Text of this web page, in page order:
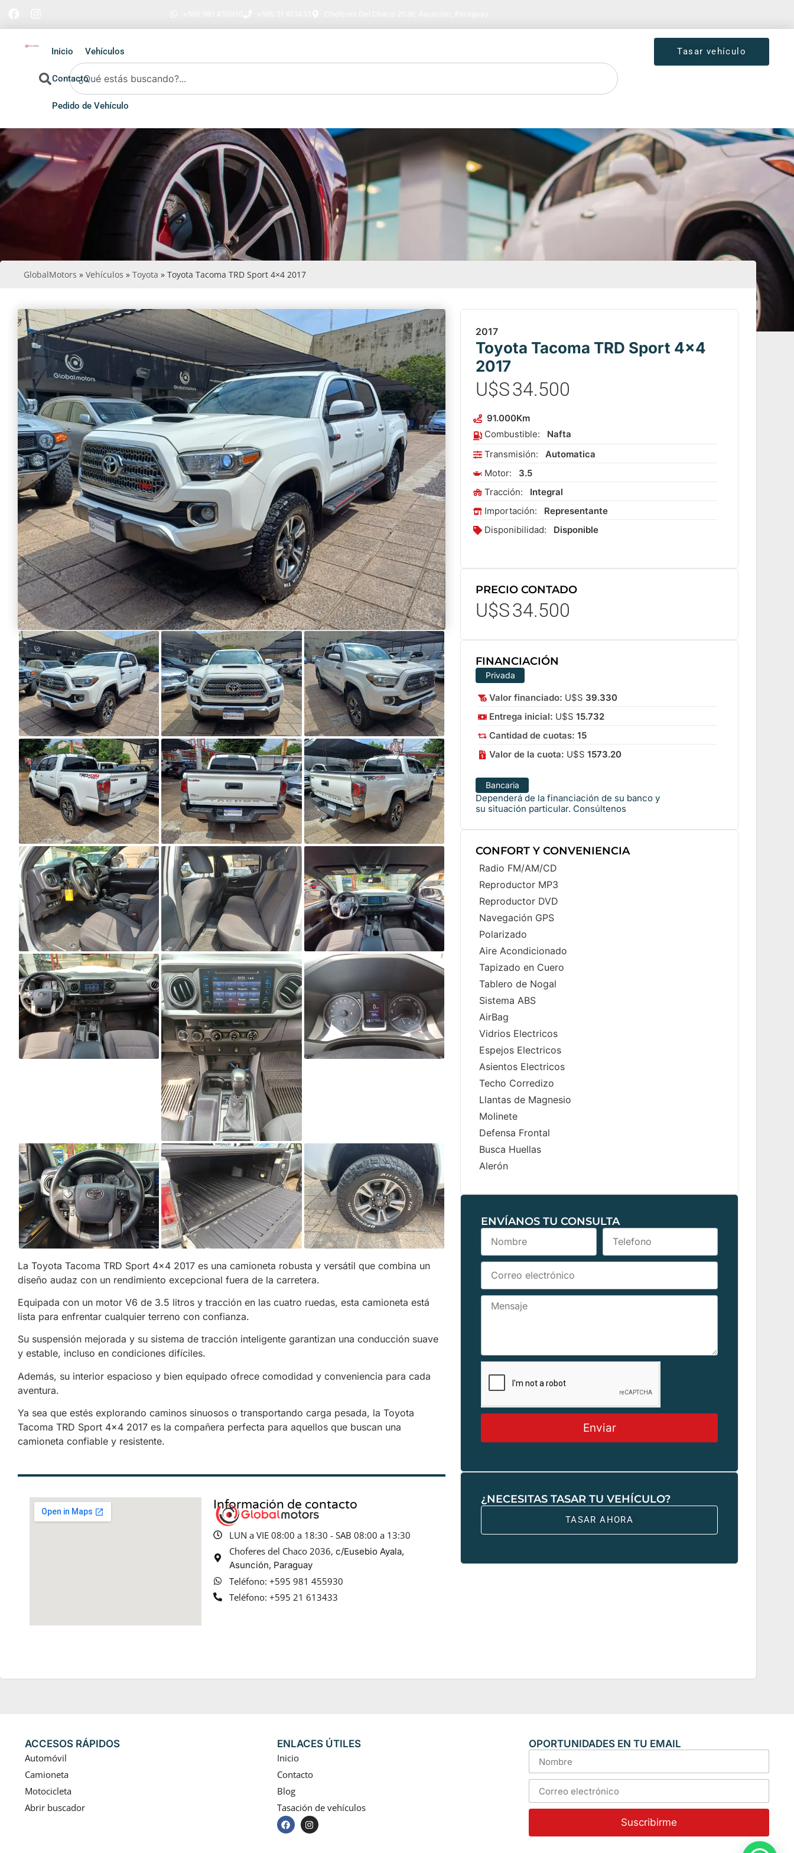
Inicio Vehículos
Contacto
Pedido de Vehículo
Tasar vehículo
GlobalMotors » Vehículos » Toyota » Toyota Tacoma TRD Sport 4×4 2017
La Toyota Tacoma TRD Sport 4×4 2017 es una camioneta robusta y versátil que combina un
diseño audaz con un rendimiento excepcional fuera de la carretera.
Equipada con un motor V6 de 3.5 litros y tracción en las cuatro ruedas, esta camioneta está
lista para enfrentar cualquier terreno con confianza.
Su suspensión mejorada y su sistema de tracción inteligente garantizan una conducción suave
y estable, incluso en condiciones difíciles.
Además, su interior espacioso y bien equipado ofrece comodidad y conveniencia para cada
aventura.
Ya sea que estés explorando caminos sinuosos o transportando carga pesada, la Toyota
Tacoma TRD Sport 4×4 2017 es la compañera perfecta para aquellos que buscan una
camioneta confiable y resistente.
Información de contacto
LUN a VIE 08:00 a 18:30 - SAB 08:00 a 13:30
Choferes del Chaco 2036,c/Eusebio Ayala,
Asunción, Paraguay
Teléfono: +595 981 455930
Teléfono: +595 21 613433
2017
Toyota Tacoma TRD Sport 4×4
2017
U$S34.500
91.000Km
Combustible:
Nafta
Transmisión:
Automatica
Motor:
3.5
Tracción:
Integral
Importación:
Representante
Disponibilidad:
Disponible
PRECIO CONTADO
U$S34.500
FINANCIACIÓN
Privada
Valor financiado: U$S 39.330
Entrega inicial: U$S 15.732
Cantidad de cuotas: 15
Valor de la cuota: U$S 1573.20
Bancaria
Dependerá de la financiación de su banco y
su situación particular. Consúltenos
CONFORT Y CONVENIENCIA
Radio FM/AM/CD
Reproductor MP3
Reproductor DVD
Navegación GPS
Polarizado
Aire Acondicionado
Tapizado en Cuero
Tablero de Nogal
Sistema ABS
AirBag
Vidrios Electricos
Espejos Electricos
Asientos Electricos
Techo Corredizo
Llantas de Magnesio
Molinete
Defensa Frontal
Busca Huellas
Alerón
ENVÍANOS TU CONSULTA
Enviar
¿NECESITAS TASAR TU VEHÍCULO?
TASAR AHORA
ACCESOS RÁPIDOS
Automóvil
Camioneta
Motocicleta
Abrir buscador
ENLACES ÚTILES
Inicio
Contacto
Blog
Tasación de vehículos
OPORTUNIDADES EN TU EMAIL
Suscribirme